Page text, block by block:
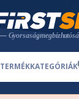
TERMÉKKATEGÓRIÁK